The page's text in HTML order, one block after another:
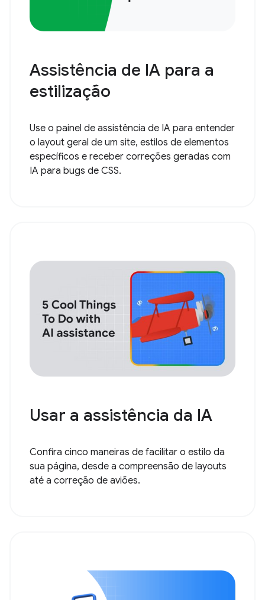
Assistência de IA para a
estilização
Use o painel de assistência de IA para entender
o layout geral de um site, estilos de elementos
específicos e receber correções geradas com
IA para bugs de CSS.
Usar a assistência da IA
Confira cinco maneiras de facilitar o estilo da
sua página, desde a compreensão de layouts
até a correção de aviões.